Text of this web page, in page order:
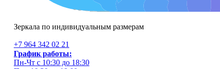
Зеркала по индивидуальным размерам
+7 964 342 02 21
График работы:
Пн-Чт с 10:30 до 18:30